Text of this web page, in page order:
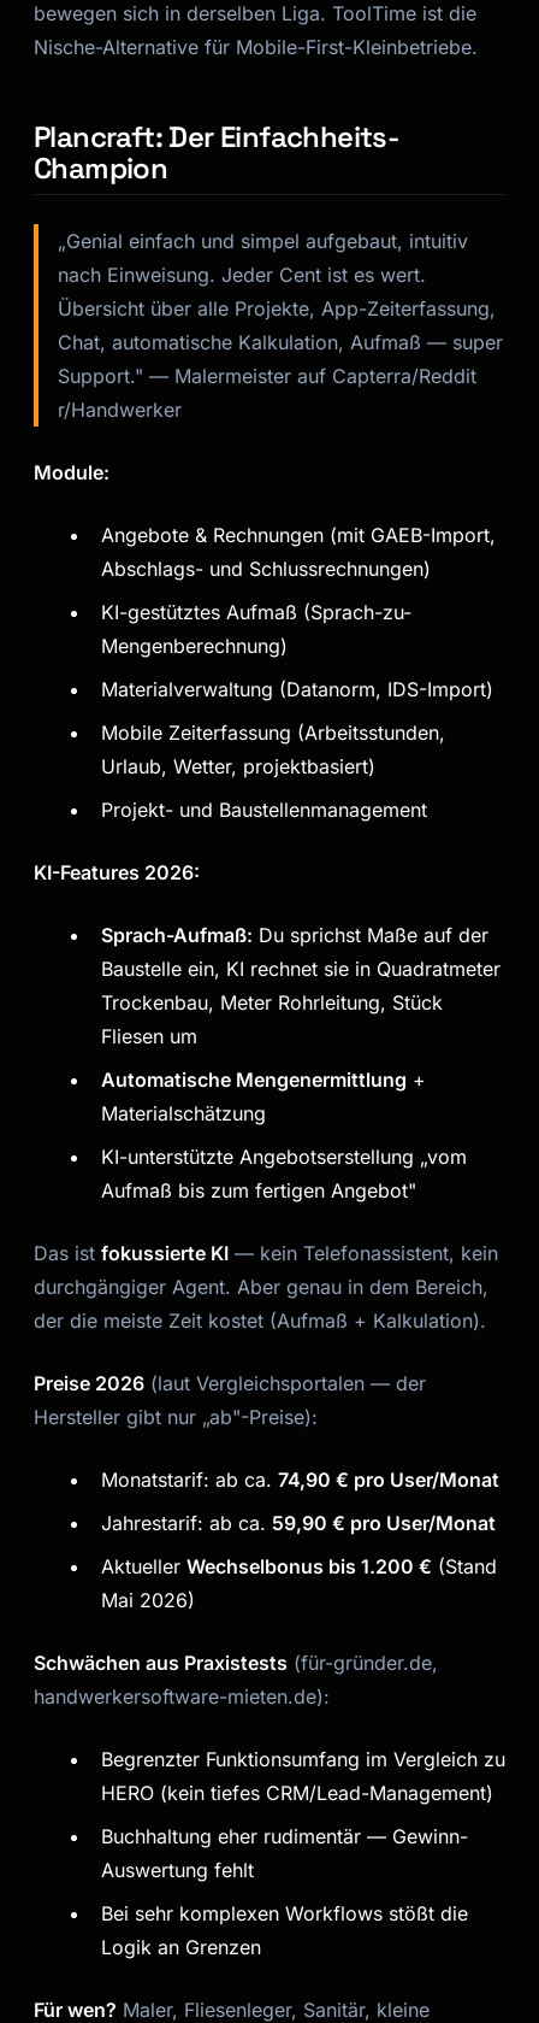
bewegen sich in derselben Liga. ToolTime ist die
Nische-Alternative für Mobile-First-Kleinbetriebe.
Plancraft: Der Einfachheits-
Champion
„Genial einfach und simpel aufgebaut, intuitiv
nach Einweisung. Jeder Cent ist es wert.
Übersicht über alle Projekte, App-Zeiterfassung,
Chat, automatische Kalkulation, Aufmaß — super
Support." — Malermeister auf Capterra/Reddit
r/Handwerker
Module:
Angebote & Rechnungen (mit GAEB-Import,
Abschlags- und Schlussrechnungen)
KI-gestütztes Aufmaß (Sprach-zu-
Mengenberechnung)
Materialverwaltung (Datanorm, IDS-Import)
Mobile Zeiterfassung (Arbeitsstunden,
Urlaub, Wetter, projektbasiert)
Projekt- und Baustellenmanagement
KI-Features 2026:
Sprach-Aufmaß: Du sprichst Maße auf der
Baustelle ein, KI rechnet sie in Quadratmeter
Trockenbau, Meter Rohrleitung, Stück
Fliesen um
Automatische Mengenermittlung +
Materialschätzung
KI-unterstützte Angebotserstellung „vom
Aufmaß bis zum fertigen Angebot"
Das ist fokussierte KI — kein Telefonassistent, kein
durchgängiger Agent. Aber genau in dem Bereich,
der die meiste Zeit kostet (Aufmaß + Kalkulation).
Preise 2026 (laut Vergleichsportalen — der
Hersteller gibt nur „ab"-Preise):
Monatstarif: ab ca. 74,90 € pro User/Monat
Jahrestarif: ab ca. 59,90 € pro User/Monat
Aktueller Wechselbonus bis 1.200 € (Stand
Mai 2026)
Schwächen aus Praxistests (für-gründer.de,
handwerkersoftware-mieten.de):
Begrenzter Funktionsumfang im Vergleich zu
HERO (kein tiefes CRM/Lead-Management)
Buchhaltung eher rudimentär — Gewinn-
Auswertung fehlt
Bei sehr komplexen Workflows stößt die
Logik an Grenzen
Für wen? Maler, Fliesenleger, Sanitär, kleine